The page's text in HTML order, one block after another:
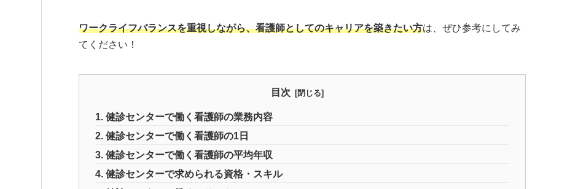
ワークライフバランスを重視しながら、看護師としてのキャリアを築きたい方は、ぜひ参考にしてみ
てください！
目次
1. 健診センターで働く看護師の業務内容
2. 健診センターで働く看護師の1日
3. 健診センターで働く看護師の平均年収
4. 健診センターで求められる資格・スキル